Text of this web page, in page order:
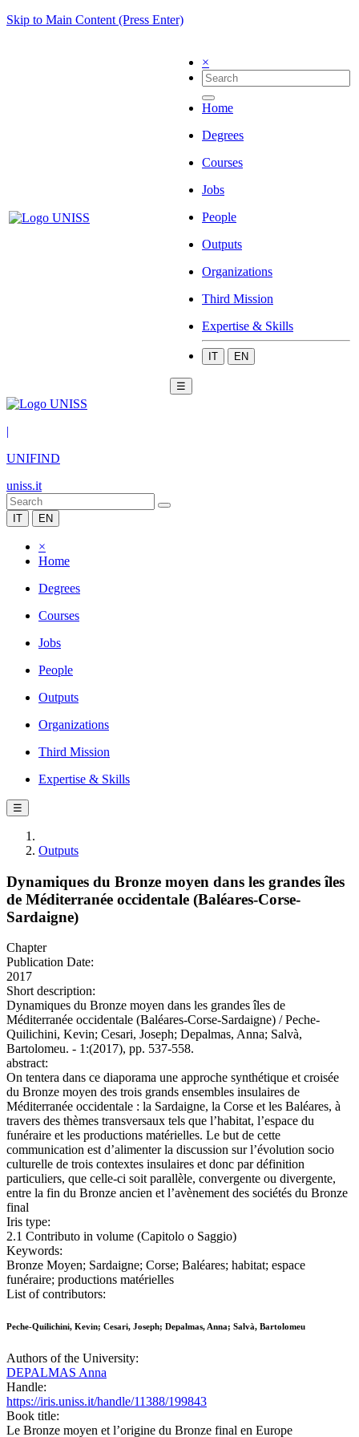
Skip to Main Content (Press Enter)
×
Home
Degrees
Courses
Jobs
People
Outputs
Organizations
Third Mission
Expertise & Skills
IT EN
☰
|
UNIFIND
uniss.it
IT EN
×
Home
Degrees
Courses
Jobs
People
Outputs
Organizations
Third Mission
Expertise & Skills
☰
Outputs
Dynamiques du Bronze moyen dans les grandes îles
de Méditerranée occidentale (Baléares-Corse-
Sardaigne)
Chapter
Publication Date:
2017
Short description:
Dynamiques du Bronze moyen dans les grandes îles de
Méditerranée occidentale (Baléares-Corse-Sardaigne) / Peche-
Quilichini, Kevin; Cesari, Joseph; Depalmas, Anna; Salvà,
Bartolomeu. - 1:(2017), pp. 537-558.
abstract:
On tentera dans ce diaporama une approche synthétique et croisée
du Bronze moyen des trois grands ensembles insulaires de
Méditerranée occidentale : la Sardaigne, la Corse et les Baléares, à
travers des thèmes transversaux tels que l’habitat, l’espace du
funéraire et les productions matérielles. Le but de cette
communication est d’alimenter la discussion sur l’évolution socio
culturelle de trois contextes insulaires et donc par définition
particuliers, que celle-ci soit parallèle, convergente ou divergente,
entre la fin du Bronze ancien et l’avènement des sociétés du Bronze
final
Iris type:
2.1 Contributo in volume (Capitolo o Saggio)
Keywords:
Bronze Moyen; Sardaigne; Corse; Baléares; habitat; espace
funéraire; productions matérielles
List of contributors:
Peche-Quilichini, Kevin; Cesari, Joseph; Depalmas, Anna; Salvà, Bartolomeu
Authors of the University:
DEPALMAS Anna
Handle:
https://iris.uniss.it/handle/11388/199843
Book title:
Le Bronze moyen et l’origine du Bronze final en Europe